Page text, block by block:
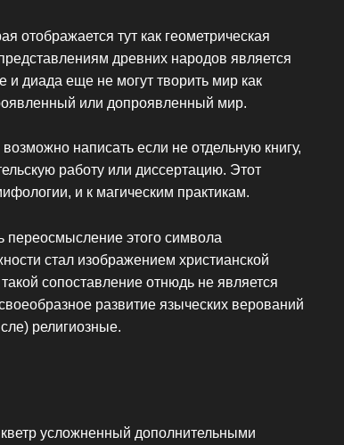
отображается тут как геометрическая
древних народов является
диада еще не могут творить мир как
или допроявленный мир.
написать если не отдельную книгу,
работу или диссертацию. Этот
и к магическим практикам.
переосмысление этого символа
стал изображением христианской
сопоставление отнюдь не является
развитие языческих верований
религиозные.
усложненный дополнительными